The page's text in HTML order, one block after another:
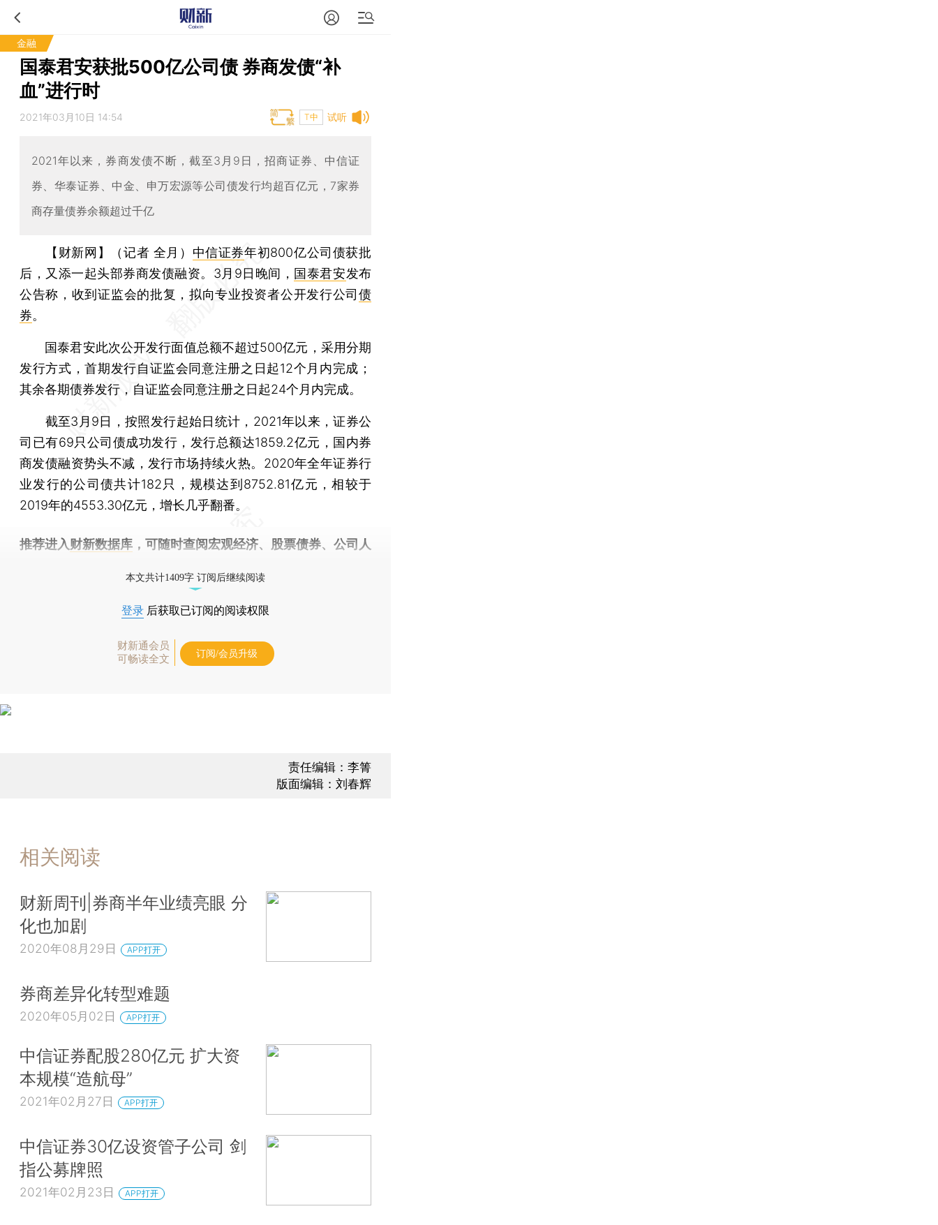
金融
国泰君安获批500亿公司债 券商发债“补
血”进行时
试听
2021年03月10日 14:54 T中
2021年以来，券商发债不断，截至3月9日，招商证券、中信证
券、华泰证券、中金、申万宏源等公司债发行均超百亿元，7家券
商存量债券余额超过千亿
【财新网】（记者 全月） 中信证券年初800亿公司债获批
后，又添一起头部券商发债融资。3月9日晚间， 国泰君安发布
公告称，收到证监会的批复，拟向专业投资者公开发行公司债
券。
国泰君安此次公开发行面值总额不超过500亿元，采用分期
发行方式，首期发行自证监会同意注册之日起12个月内完成；
其余各期债券发行，自证监会同意注册之日起24个月内完成。
截至3月9日，按照发行起始日统计，2021年以来，证券公
司已有69只公司债成功发行，发行总额达1859.2亿元，国内券
商发债融资势头不减，发行市场持续火热。2020年全年证券行
业发行的公司债共计182只，规模达到8752.81亿元，相较于
2019年的4553.30亿元，增长几乎翻番。
推荐进入财新数据库 ，可随时查阅宏观经济、股票债券、公司人
本文共计1409字 订阅后继续阅读
登录 后获取已订阅的阅读权限
财新通会员
可畅读全文
订阅/会员升级
责任编辑：李箐
版面编辑：刘春辉
相关阅读
财新周刊|券商半年业绩亮眼 分
化也加剧
2020年08月29日 APP打开
券商差异化转型难题
2020年05月02日 APP打开
中信证券配股280亿元 扩大资
本规模“造航母”
2021年02月27日 APP打开
中信证券30亿设资管子公司 剑
指公募牌照
2021年02月23日 APP打开